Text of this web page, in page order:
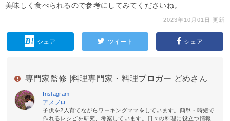
美味しく食べられるので参考にしてみてくださいね。
2023年10月01日 更新
シェア ツイート シェア
専門家監修 | 料理専門家・料理ブロガー どめさん
Instagram
アメブロ
子供を2人育てながらワーキングママをしています。簡単・時短で
作れるレシピを研究、考案しています。日々の料理に役立つ情報